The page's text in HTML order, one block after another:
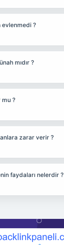
evlenmedi ?
mıdır ?
?
zarar verir ?
faydaları nelerdir ?